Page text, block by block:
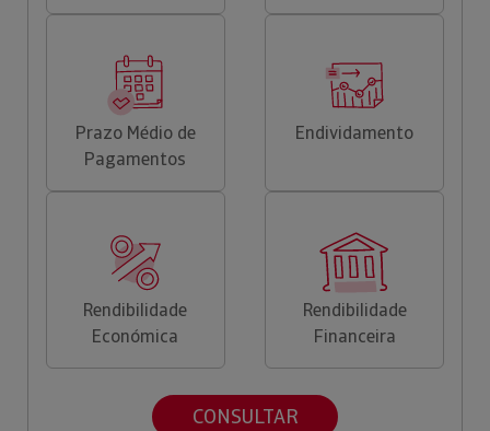
Prazo Médio de
Pagamentos
Endividamento
Rendibilidade
Económica
Rendibilidade
Financeira
CONSULTAR